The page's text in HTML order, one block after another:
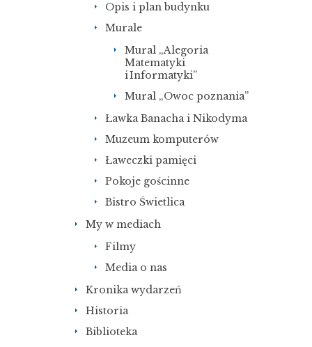
Opis i plan budynku
Murale
Mural „Alegoria
Matematyki
i Informatyki”
Mural „Owoc poznania”
Ławka Banacha i Nikodyma
Muzeum komputerów
Ławeczki pamięci
Pokoje gościnne
Bistro Świetlica
My w mediach
Filmy
Media o nas
Kronika wydarzeń
Historia
Biblioteka